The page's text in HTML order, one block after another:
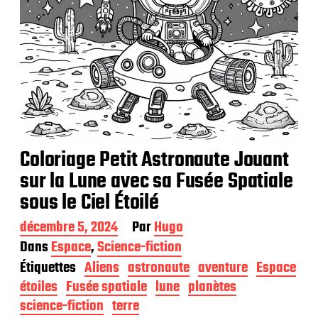
Coloriage Petit Astronaute Jouant
sur la Lune avec sa Fusée Spatiale
sous le Ciel Étoilé
D
a
t
e
d
e
p
décembre 5, 2024 ParHugo
DansEspace,Science-fiction
Étiquettes Aliens astronaute aventure Espace
étoiles Fusée spatiale lune planètes
science-fiction terre